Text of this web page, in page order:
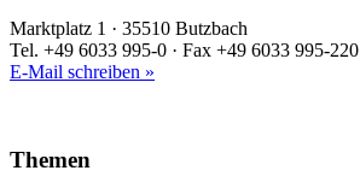
Marktplatz 1 · 35510 Butzbach
Tel. +49 6033 995-0 · Fax +49 6033 995-220
E-Mail schreiben »
Themen